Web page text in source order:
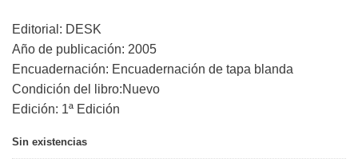
Editorial: DESK
Año de publicación: 2005
Encuadernación: Encuadernación de tapa blanda
Condición del libro:Nuevo
Edición: 1ª Edición
Sin existencias